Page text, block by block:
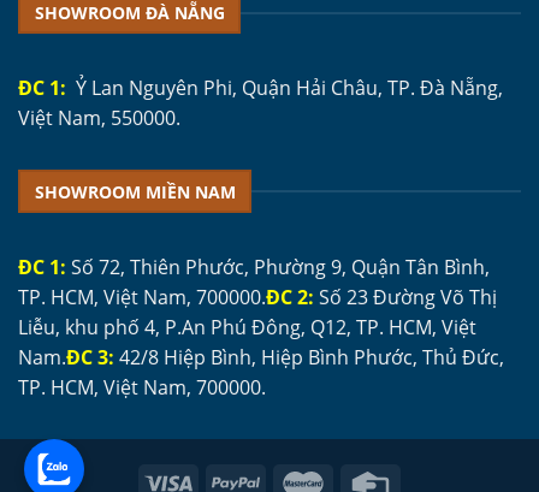
SHOWROOM ĐÀ NẴNG
ĐC 1: Ỷ Lan Nguyên Phi, Quận Hải Châu, TP. Đà Nẵng,
Việt Nam, 550000.
SHOWROOM MIỀN NAM
ĐC 1: Số 72, Thiên Phước, Phường 9, Quận Tân Bình,
TP. HCM, Việt Nam, 700000.ĐC 2: Số 23 Đường Võ Thị
Liễu, khu phố 4, P.An Phú Đông, Q12, TP. HCM, Việt
Nam.ĐC 3: 42/8 Hiệp Bình, Hiệp Bình Phước, Thủ Đức,
TP. HCM, Việt Nam, 700000.